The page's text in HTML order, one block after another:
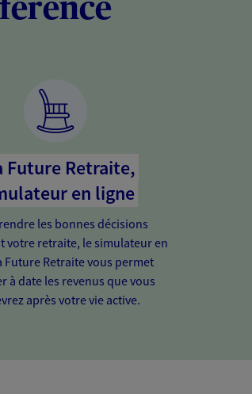
Future Retraite,
en ligne
les bonnes décisions
votre retraite, le simulateur en
Future Retraite vous permet
à date les revenus que vous
après votre vie active.